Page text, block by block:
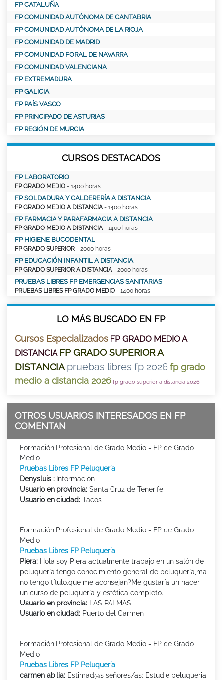
FP CATALUÑA
FP COMUNIDAD AUTÓNOMA DE CANTABRIA
FP COMUNIDAD AUTÓNOMA DE LA RIOJA
FP COMUNIDAD DE MADRID
FP COMUNIDAD FORAL DE NAVARRA
FP COMUNIDAD VALENCIANA
FP EXTREMADURA
FP GALICIA
FP PAÍS VASCO
FP PRINCIPADO DE ASTURIAS
FP REGIÓN DE MURCIA
CURSOS DESTACADOS
FP LABORATORIO
FP GRADO MEDIO - 1400 horas
FP SOLDADURA Y CALDERERÍA A DISTANCIA
FP GRADO MEDIO A DISTANCIA - 1400 horas
FP FARMACIA Y PARAFARMACIA A DISTANCIA
FP GRADO MEDIO A DISTANCIA - 1400 horas
FP HIGIENE BUCODENTAL
FP GRADO SUPERIOR - 2000 horas
FP EDUCACIÓN INFANTIL A DISTANCIA
FP GRADO SUPERIOR A DISTANCIA - 2000 horas
PRUEBAS LIBRES FP EMERGENCIAS SANITARIAS
PRUEBAS LIBRES FP GRADO MEDIO - 1400 horas
LO MÁS BUSCADO EN FP
Cursos Especializados FP GRADO MEDIO A
DISTANCIA FP GRADO SUPERIOR A
DISTANCIA pruebas libres fp 2026fp grado
medio a distancia 2026 fp grado superior a distancia 2026
OTROS USUARIOS INTERESADOS EN FP
COMENTAN
Formación Profesional de Grado Medio - FP de Grado
Medio
Pruebas Libres FP Peluquería
Denysluis : Información
Usuario en provincia: Santa Cruz de Tenerife
Usuario en ciudad: Tacos
Formación Profesional de Grado Medio - FP de Grado
Medio
Pruebas Libres FP Peluquería
Piera: Hola soy Piera actualmente trabajo en un salón de
peluquería tengo conocimiento general de peluquería,ma
no tengo título.que me aconsejan?Me gustaría un hacer
un curso de peluquería y estética completo.
Usuario en provincia: LAS PALMAS
Usuario en ciudad: Puerto del Carmen
Formación Profesional de Grado Medio - FP de Grado
Medio
Pruebas Libres FP Peluquería
carmen abilia: Estimad@s señores/as: Estudie peluqueria